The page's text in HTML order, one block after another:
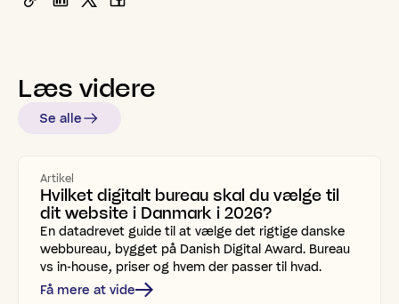
Læs videre
Se alle
Artikel
Hvilket digitalt bureau skal du vælge til
dit website i Danmark i 2026?
En datadrevet guide til at vælge det rigtige danske
webbureau, bygget på Danish Digital Award. Bureau
vs in-house, priser og hvem der passer til hvad.
Få mere at vide